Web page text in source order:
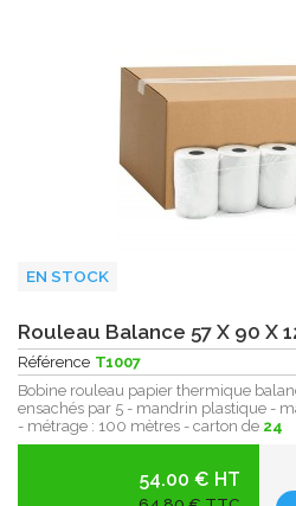
EN STOCK
Rouleau Balance 57 X 90 X
Référence T1007
Bobine rouleau papier thermique
ensachés par 5 - mandrin plastique -
- métrage : 100 mètres - carton de 24
54.00 € HT